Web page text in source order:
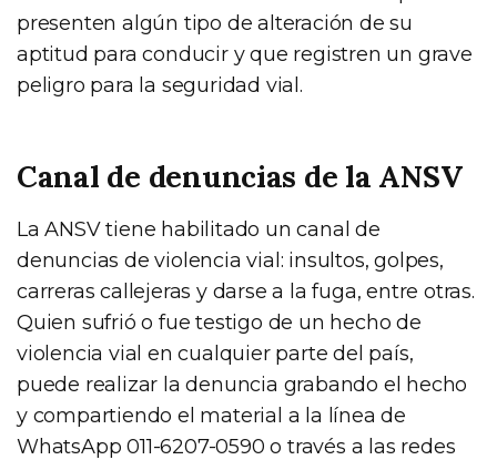
presenten algún tipo de alteración de su
aptitud para conducir y que registren un grave
peligro para la seguridad vial.
Canal de denuncias de la ANSV
La ANSV tiene habilitado un canal de
denuncias de violencia vial: insultos, golpes,
carreras callejeras y darse a la fuga, entre otras.
Quien sufrió o fue testigo de un hecho de
violencia vial en cualquier parte del país,
puede realizar la denuncia grabando el hecho
y compartiendo el material a la línea de
WhatsApp 011-6207-0590 o través a las redes